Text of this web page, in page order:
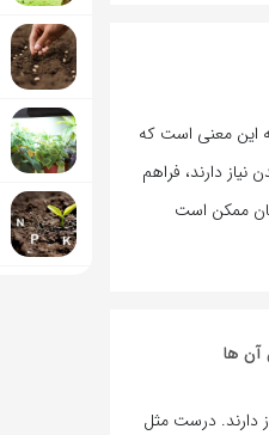
این معنی است که
دارند، فراهم
ممکن است
آن ها
دارند. درست مثل